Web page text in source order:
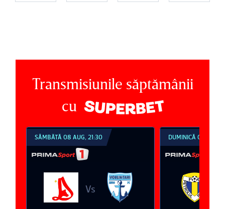
Transmisiunile săptămânii
cu
SÂMBĂTĂ 08 AUG, 21:30
Vs
DUMINICĂ 09 AUG,